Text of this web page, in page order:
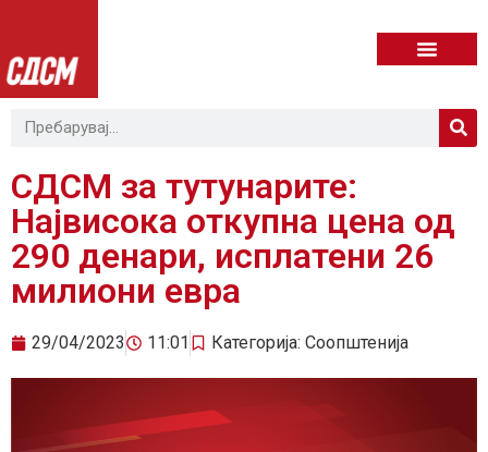
СДСМ за тутунарите:
Највисока откупна цена од
290 денари, исплатени 26
милиони евра
29/04/2023 11:01 Категорија: Соопштенија